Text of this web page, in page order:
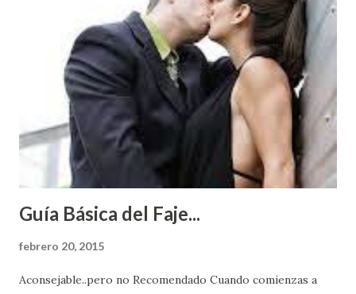
Guía Básica del Faje...
febrero 20, 2015
Aconsejable..pero no Recomendado Cuando comienzas a